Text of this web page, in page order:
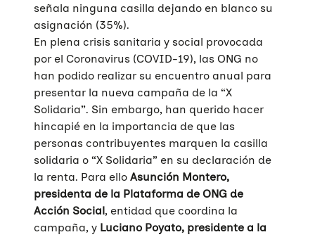
señala ninguna casilla dejando en blanco su
asignación (35%).
En plena crisis sanitaria y social provocada
por el Coronavirus (COVID-19), las ONG no
han podido realizar su encuentro anual para
presentar la nueva campaña de la “X
Solidaria”. Sin embargo, han querido hacer
hincapié en la importancia de que las
personas contribuyentes marquen la casilla
solidaria o “X Solidaria” en su declaración de
la renta. Para ello Asunción Montero,
presidenta de la Plataforma de ONG de
Acción Social, entidad que coordina la
campaña, y Luciano Poyato, presidente a la